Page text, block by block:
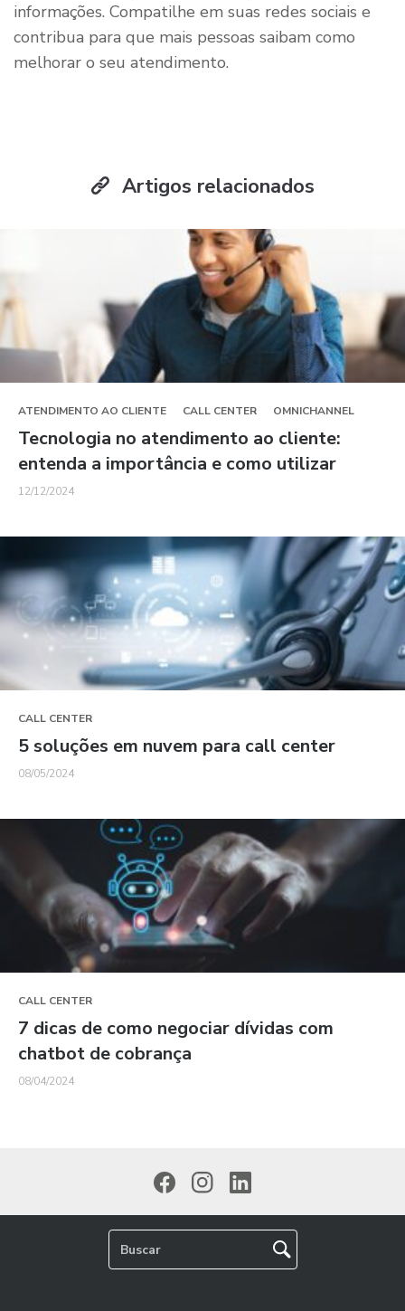
informações. Compatilhe em suas redes sociais e
contribua para que mais pessoas saibam como
melhorar o seu atendimento.
Artigos relacionados
ATENDIMENTO AO CLIENTE CALL CENTER OMNICHANNEL
Tecnologia no atendimento ao cliente:
entenda a importância e como utilizar
12/12/2024
CALL CENTER
5 soluções em nuvem para call center
08/05/2024
CALL CENTER
7 dicas de como negociar dívidas com
chatbot de cobrança
08/04/2024